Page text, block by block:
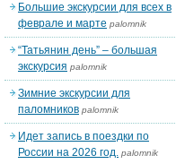
Большие экскурсии для всех в
феврале и марте palomnik
“Татьянин день” – большая
экскурсия palomnik
Зимние экскурсии для
паломников palomnik
Идет запись в поездки по
России на 2026 год. palomnik